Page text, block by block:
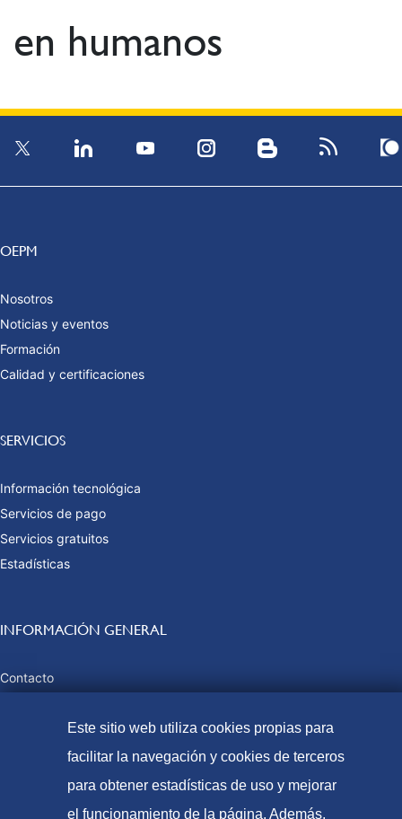
en humanos
OEPM
Nosotros
Noticias y eventos
Formación
Calidad y certificaciones
SERVICIOS
Información tecnológica
Servicios de pago
Servicios gratuitos
Estadísticas
INFORMACIÓN GENERAL
Contacto
Tasas y precios públicos
Formas de pago
Este sitio web utiliza cookies propias para
facilitar la navegación y cookies de terceros
para obtener estadísticas de uso y mejorar
el funcionamiento de la página. Además,